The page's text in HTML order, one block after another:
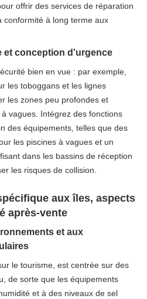
offrir des services de réparation
conformité à long terme aux
et conception d'urgence​
bien en vue : par exemple,
les toboggans et les lignes
les zones peu profondes et
vagues. Intégrez des fonctions
des équipements, telles que des
les piscines à vagues et un
dans les bassins de réception
les risques de collision.
aux îles, aspects
après-vente​
et aux
le tourisme, est centrée sur des
de sorte que les équipements
et à des niveaux de sel